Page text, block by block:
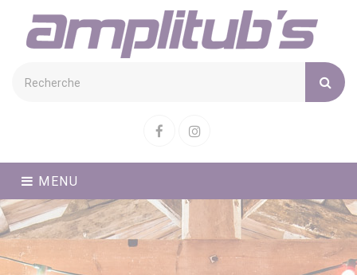
FacebookInstagram
MENU
Cookies management panel